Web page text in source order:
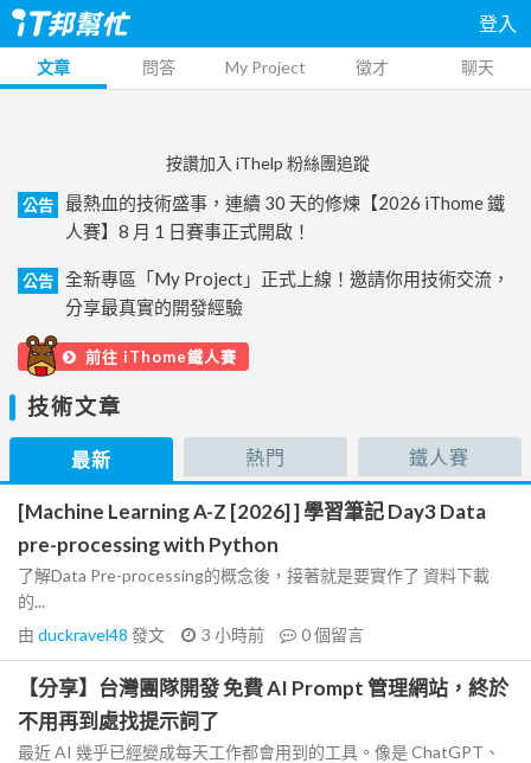
登入
文章 問答 My Project 徵才 聊天
按讚加入 iThelp 粉絲團追蹤
公告
最熱血的技術盛事，連續 30 天的修煉【2026 iThome 鐵
人賽】8 月 1 日賽事正式開啟！
公告
全新專區「My Project」正式上線！邀請你用技術交流，
分享最真實的開發經驗
前往 iThome鐵人賽
技術文章
最新 熱門 鐵人賽
[Machine Learning A-Z [2026] ] 學習筆記 Day3 Data
pre-processing with Python
了解Data Pre-processing的概念後，接著就是要實作了 資料下載
的...
由 duckravel48 發文 3 小時前 0個留言
【分享】台灣團隊開發 免費 AI Prompt 管理網站，終於
不用再到處找提示詞了
最近 AI 幾乎已經變成每天工作都會用到的工具。像是 ChatGPT、